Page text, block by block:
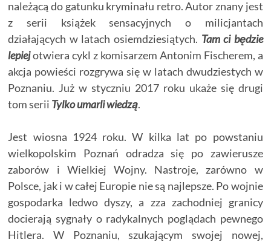
należącą do gatunku kryminału retro. Autor znany jest
z serii książek sensacyjnych o milicjantach
działających w latach osiemdziesiątych. Tam ci będzie
lepiejotwiera cykl z komisarzem Antonim Fischerem, a
akcja powieści rozgrywa się w latach dwudziestych w
Poznaniu. Już w styczniu 2017 roku ukaże się drugi
tom serii Tylko umarli wiedzą.
Jest wiosna 1924 roku. W kilka lat po powstaniu
wielkopolskim Poznań odradza się po zawierusze
zaborów i Wielkiej Wojny. Nastroje, zarówno w
Polsce, jak i w całej Europie nie są najlepsze. Po wojnie
gospodarka ledwo dyszy, a zza zachodniej granicy
docierają sygnały o radykalnych poglądach pewnego
Hitlera. W Poznaniu, szukającym swojej nowej,